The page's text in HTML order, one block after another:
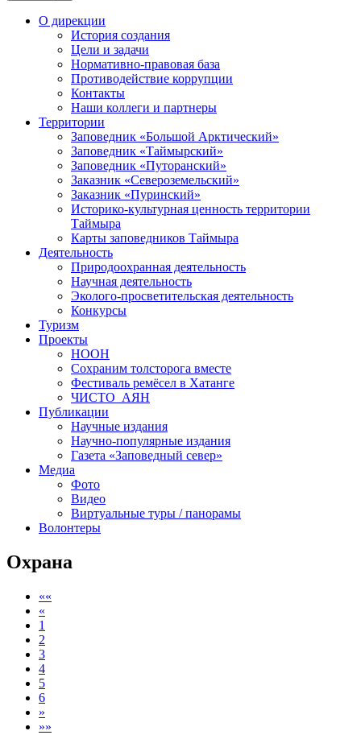
О дирекции
История создания
Цели и задачи
Нормативно-правовая база
Противодействие коррупции
Контакты
Наши коллеги и партнеры
Территории
Заповедник «Большой Арктический»
Заповедник «Таймырский»
Заповедник «Путоранский»
Заказник «Североземельский»
Заказник «Пуринский»
Историко-культурная ценность территории
Таймыра
Карты заповедников Таймыра
Деятельность
Природоохранная деятельность
Научная деятельность
Эколого-просветительская деятельность
Конкурсы
Туризм
Проекты
НООН
Сохраним толсторога вместе
Фестиваль ремёсел в Хатанге
ЧИСТО_АЯН
Публикации
Научные издания
Научно-популярные издания
Газета «Заповедный север»
Медиа
Фото
Видео
Виртуальные туры / панорамы
Волонтеры
Охрана
««
«
1
2
3
4
5
6
»
»»